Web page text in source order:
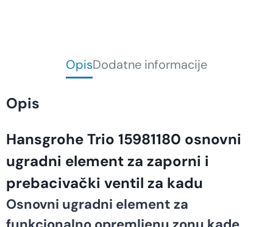
OpisDodatne informacije
Opis
Hansgrohe Trio 15981180 osnovni
ugradni element za zaporni i
prebacivački ventil za kadu
Osnovni ugradni element za